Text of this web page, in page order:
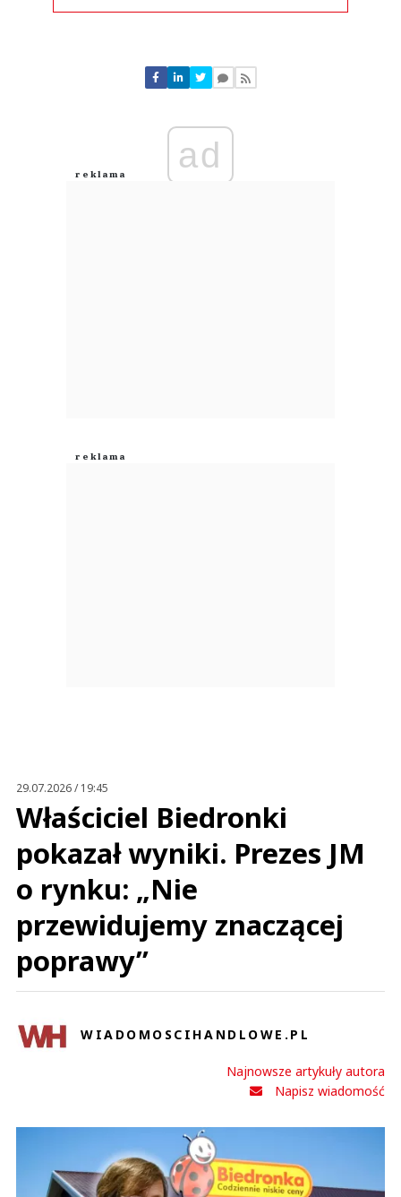
Nie znaleziono komentarzy
Zostaw swoje komentarze
Anuluj
ad
29.07.2026 / 19:45
Właściciel Biedronki
pokazał wyniki. Prezes JM
o rynku: „Nie
przewidujemy znaczącej
poprawy”
WIADOMOSCIHANDLOWE.PL
Najnowsze artykuły autora
Napisz wiadomość